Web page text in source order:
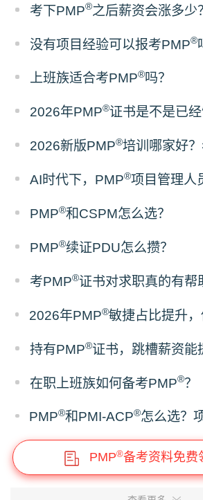
考下PMP®之后薪资会涨多少？
没有项目经验可以报考PMP®
上班族适合考PMP®吗？
2026年PMP®证书是不是已经
2026新版PMP®培训哪家好
AI时代下，PMP®项目管理人
PMP®和CSPM怎么选？
PMP®续证PDU怎么攒？
考PMP®证书对求职真的有帮
2026年PMP®敏捷占比提升，传统项
持有PMP®证书，跳槽薪资能
在职上班族如何备考PMP®？
PMP®和PMI-ACP®怎么选？项目
PMP®备考资料免费